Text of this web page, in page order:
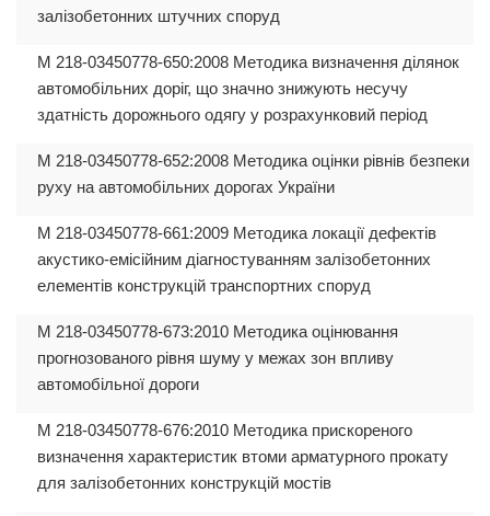
залізобетонних штучних споруд
М 218-03450778-650:2008 Методика визначення ділянок
автомобільних доріг, що значно знижують несучу
здатність дорожнього одягу у розрахунковий період
М 218-03450778-652:2008 Методика оцінки рівнів безпеки
руху на автомобільних дорогах України
М 218-03450778-661:2009 Методика локації дефектів
акустико-емісійним діагностуванням залізобетонних
елементів конструкцій транспортних споруд
М 218-03450778-673:2010 Методика оцінювання
прогнозованого рівня шуму у межах зон впливу
автомобільної дороги
М 218-03450778-676:2010 Методика прискореного
визначення характеристик втоми арматурного прокату
для залізобетонних конструкцій мостів